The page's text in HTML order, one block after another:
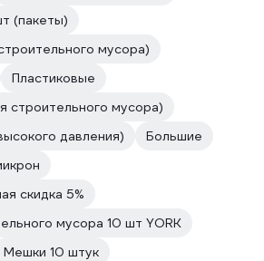
(пакеты)
мусора)
Пластиковые
строительного мусора)
давления)
Большие
скидка 5%
мусора 10 шт YORK
Мешки 10 штук